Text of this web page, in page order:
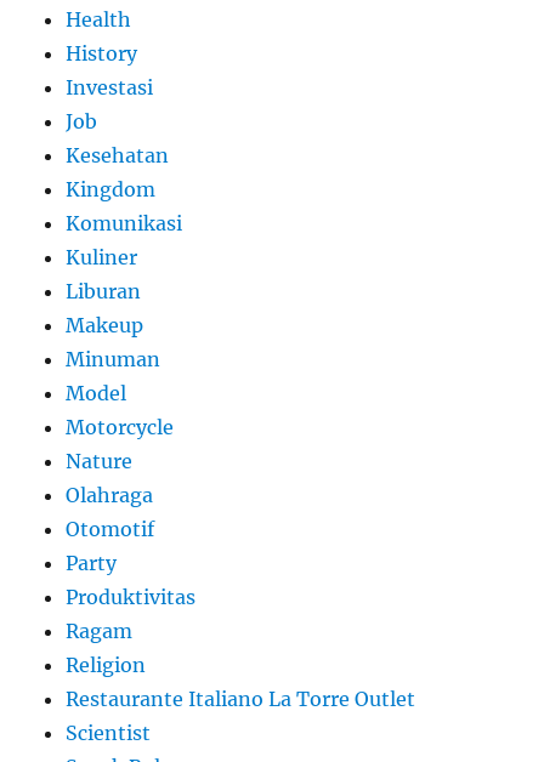
Health
History
Investasi
Job
Kesehatan
Kingdom
Komunikasi
Kuliner
Liburan
Makeup
Minuman
Model
Motorcycle
Nature
Olahraga
Otomotif
Party
Produktivitas
Ragam
Religion
Restaurante Italiano La Torre Outlet
Scientist